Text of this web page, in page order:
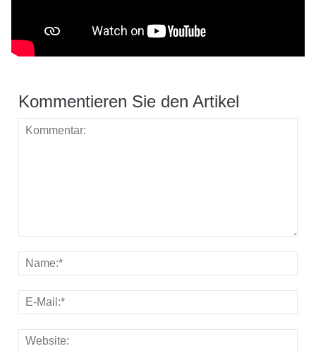
Kommentieren Sie den Artikel